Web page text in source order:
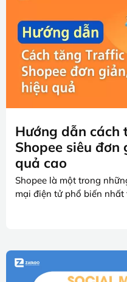
Hướng dẫn
Shopee siêu đơn
quả cao
Shopee là một trong
mại điện tử phổ biến nhất